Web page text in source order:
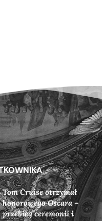
Tom Cruise otrzymał
honorowego Oscara –
przebieg ceremonii i